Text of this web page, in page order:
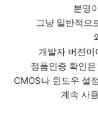
분명
그냥 일반적으
개발자 버전이
정품인증 확인
CMOS나 윈도우 설
계속 사